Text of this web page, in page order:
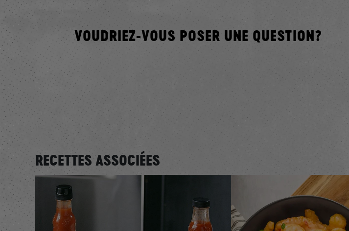
VOUDRIEZ-VOUS POSER UNE QUESTION?
RECETTES ASSOCIÉES